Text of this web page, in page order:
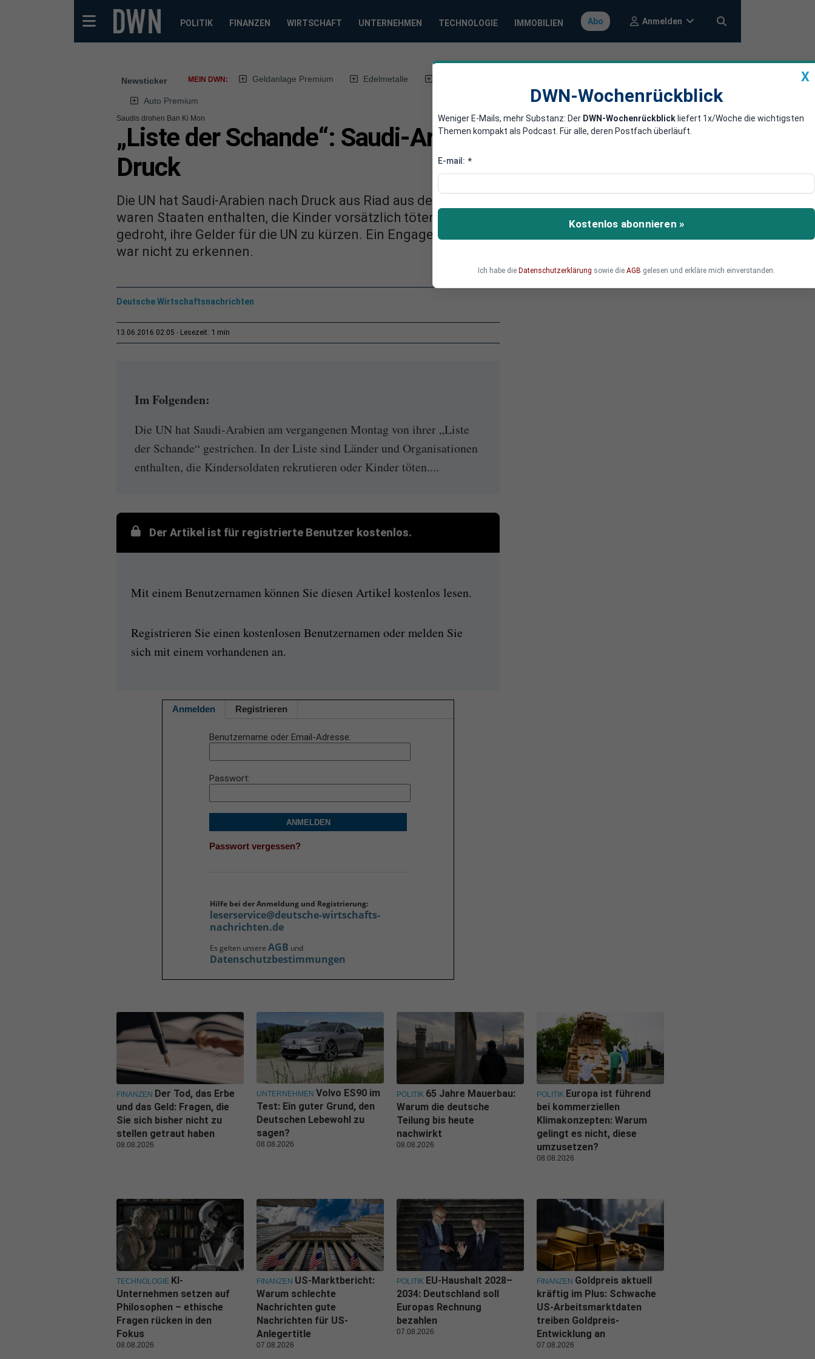
POLITIK FINANZEN WIRTSCHAFT UNTERNEHMEN TECHNOLOGIE IMMOBILIEN Abo Anmelden
Newsticker MEIN DWN: Geldanlage Premium Edelmetalle
Auto Premium
Saudis drohen Ban Ki Mon
„Liste der Schande“: Saudi-Arabien setzt die UN unter
Druck
Die UN hat Saudi-Arabien nach Druck aus Riad aus der „Liste der Schande“ gestrichen. Darin
waren Staaten enthalten, die Kinder vorsätzlich töten und verstümmeln. Die Saudis hatten damit
gedroht, ihre Gelder für die UN zu kürzen. Ein Engagement des Westens für die Menschenrechte
war nicht zu erkennen.
Deutsche Wirtschaftsnachrichten
13.06.2016 02:05 Lesezeit: 1 min
Im Folgenden:
Die UN hat Saudi-Arabien am vergangenen Montag von ihrer „Liste
der Schande“ gestrichen. In der Liste sind Länder und Organisationen
enthalten, die Kindersoldaten rekrutieren oder Kinder töten....
Der Artikel ist für registrierte Benutzer kostenlos.
Mit einem Benutzernamen können Sie diesen Artikel kostenlos lesen.
Registrieren Sie einen kostenlosen Benutzernamen oder melden Sie
sich mit einem vorhandenen an.
Anmelden Registrieren
Benutzername oder Email-Adresse
Passwort
ANMELDEN
Passwort vergessen?
Hilfe bei der Anmeldung und Registrierung:
leserservice@deutsche-wirtschafts-
nachrichten.de
Es gelten unsere AGB und
Datenschutzbestimmungen
X
DWN-Wochenrückblick
Weniger E-Mails, mehr Substanz: Der DWN-Wochenrückblick liefert 1x/Woche die wichtigsten
Themen kompakt als Podcast. Für alle, deren Postfach überläuft.
E-mail: *
Kostenlos abonnieren »
Ich habe die Datenschutzerklärung sowie die AGB gelesen und erkläre mich einverstanden.
FINANZEN Der Tod, das Erbe
und das Geld: Fragen, die
Sie sich bisher nicht zu
stellen getraut haben
08.08.2026
UNTERNEHMEN Volvo ES90 im
Test: Ein guter Grund, den
Deutschen Lebewohl zu
sagen?
08.08.2026
POLITIK 65 Jahre Mauerbau:
Warum die deutsche
Teilung bis heute
nachwirkt
08.08.2026
POLITIK Europa ist führend
bei kommerziellen
Klimakonzepten: Warum
gelingt es nicht, diese
umzusetzen?
08.08.2026
TECHNOLOGIE KI-
Unternehmen setzen auf
Philosophen – ethische
Fragen rücken in den
Fokus
08.08.2026
FINANZEN US-Marktbericht:
Warum schlechte
Nachrichten gute
Nachrichten für US-
Anlegertitle
07.08.2026
POLITIK EU-Haushalt 2028–
2034: Deutschland soll
Europas Rechnung
bezahlen
07.08.2026
FINANZEN Goldpreis aktuell
kräftig im Plus: Schwache
US-Arbeitsmarktdaten
treiben Goldpreis-
Entwicklung an
07.08.2026